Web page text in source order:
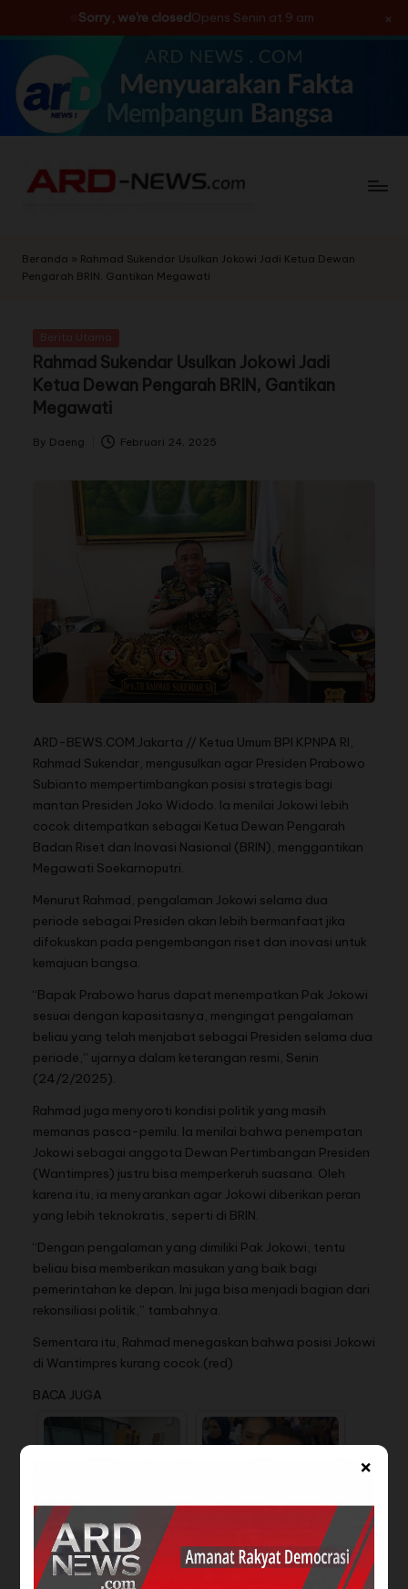
×
Sorry, we're closedOpens Senin at 9 am ×
Skip
content
Beranda » Rahmad Sukendar Usulkan Jokowi Jadi Ketua Dewan
Pengarah BRIN, Gantikan Megawati
Rahmad Sukendar Usulkan Jokowi Jadi
Ketua Dewan Pengarah BRIN, Gantikan
Megawati
By Daeng Februari 24, 2025
ARD-BEWS.COM.Jakarta // Ketua Umum BPI KPNPA RI,
Rahmad Sukendar, mengusulkan agar Presiden Prabowo
Subianto mempertimbangkan posisi strategis bagi
mantan Presiden Joko Widodo. Ia menilai Jokowi lebih
cocok ditempatkan sebagai Ketua Dewan Pengarah
Badan Riset dan Inovasi Nasional (BRIN), menggantikan
Megawati Soekarnoputri.
Menurut Rahmad, pengalaman Jokowi selama dua
periode sebagai Presiden akan lebih bermanfaat jika
difokuskan pada pengembangan riset dan inovasi untuk
kemajuan bangsa.
“Bapak Prabowo harus dapat menempatkan Pak Jokowi
sesuai dengan kapasitasnya, mengingat pengalaman
beliau yang telah menjabat sebagai Presiden selama dua
periode,” ujarnya dalam keterangan resmi, Senin
(24/2/2025).
Rahmad juga menyoroti kondisi politik yang masih
memanas pasca-pemilu. Ia menilai bahwa penempatan
Jokowi sebagai anggota Dewan Pertimbangan Presiden
(Wantimpres) justru bisa memperkeruh suasana. Oleh
karena itu, ia menyarankan agar Jokowi diberikan peran
yang lebih teknokratis, seperti di BRIN.
“Dengan pengalaman yang dimiliki Pak Jokowi, tentu
beliau bisa memberikan masukan yang baik bagi
pemerintahan ke depan. Ini juga bisa menjadi bagian dari
rekonsiliasi politik,” tambahnya.
Sementara itu, Rahmad menegaskan bahwa posisi Jokowi
di Wantimpres kurang cocok.(red)
BACA JUGA
Megawati Larang
Kepala Daerah PDIP
Hadiri Retret…
Presiden Prabowo
Subianto Permalukan
Tangan Kanannya…